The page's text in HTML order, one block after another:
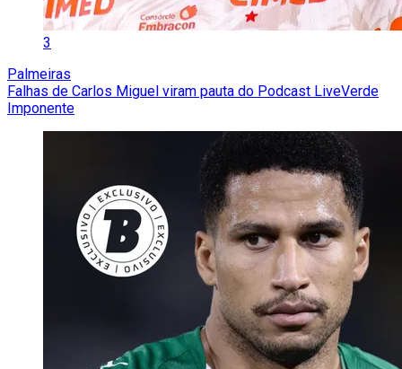
3
Palmeiras
Falhas de Carlos Miguel viram pauta do Podcast LiveVerde
Imponente